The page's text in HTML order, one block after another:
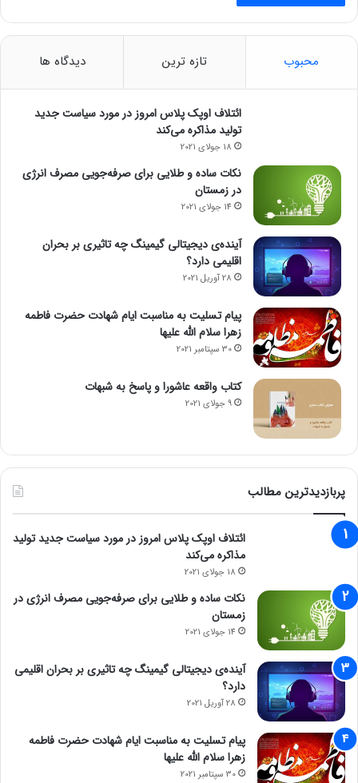
محبوب تازه ترین دیدگاه ها
ائتلاف اوپک پلاس امروز در مورد سیاست جدید
تولید مذاکره می‌کند
18 جولای 2021
نکات ساده و طلایی برای صرفه‌جویی مصرف انرژی
در زمستان
14 جولای 2021
آینده‌ی دیجیتالی گیمینگ چه تاثیری بر بحران
اقلیمی دارد؟
28 آوریل 2021
پیام تسلیت به مناسبت ایام شهادت حضرت فاطمه
زهرا سلام الله علیها
30 سپتامبر 2021
کتاب واقعه عاشورا و پاسخ به شبهات
9 جولای 2021
پربازدیدترین مطالب
ائتلاف اوپک پلاس امروز در مورد سیاست جدید تولید
مذاکره می‌کند
18 جولای 2021
نکات ساده و طلایی برای صرفه‌جویی مصرف انرژی در
زمستان
14 جولای 2021
آینده‌ی دیجیتالی گیمینگ چه تاثیری بر بحران اقلیمی
دارد؟
28 آوریل 2021
پیام تسلیت به مناسبت ایام شهادت حضرت فاطمه
زهرا سلام الله علیها
30 سپتامبر 2021